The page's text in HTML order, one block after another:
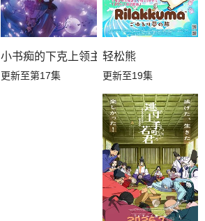
小书痴的下克上领主的养女
更新至第17集
轻松熊
更新至19集